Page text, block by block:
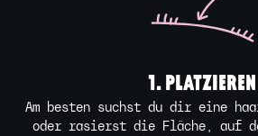
1. PLATZIEREN
Am besten suchst du dir eine
oder rasierst die Fläche, auf